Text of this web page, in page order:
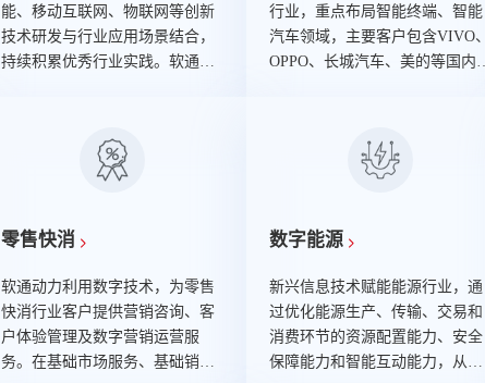
能、移动互联网、物联网等创新
技术研发与行业应用场景结合，
持续积累优秀行业实践。软通动
打造互联网服务生态圈，致力于
互联网技术与产业的创新融合，
不断推动互联网企业的商业模式
已服务众多互联网领军企业及垂
大运营商，是中国移动首批5G联
盟合作伙伴。
行业，重点布局智能终端、智能
汽车领域，主要客户包含VIVO、
OPPO、长城汽车、美的等国内外
零售快消
软通动力利用数字技术，为零售
快消行业客户提供营销咨询、客
户体验管理及数字营销运营服
务。在基础市场服务、基础销售
数字能源
新兴信息技术赋能能源行业，通
过优化能源生产、传输、交易和
消费环节的资源配置能力、安全
保障能力和智能互动能力，从而